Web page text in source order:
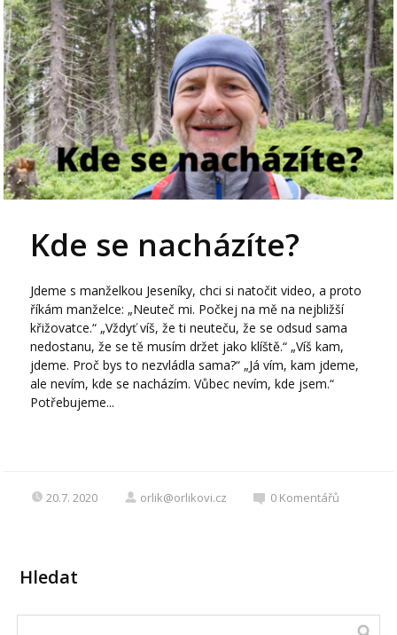
Kde se nacházíte?
Jdeme s manželkou Jeseníky, chci si natočit video, a proto
říkám manželce: „Neuteč mi. Počkej na mě na nejbližší
křižovatce.“ „Vždyť víš, že ti neuteču, že se odsud sama
nedostanu, že se tě musím držet jako klíště.“ „Víš kam,
jdeme. Proč bys to nezvládla sama?“ „Já vím, kam jdeme,
ale nevím, kde se nacházím. Vůbec nevím, kde jsem.“
Potřebujeme...
20.7. 2020 orlik@orlikovi.cz 0 Komentářů
Hledat